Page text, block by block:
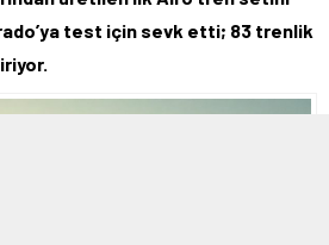
test için sevk etti; 83 trenlik